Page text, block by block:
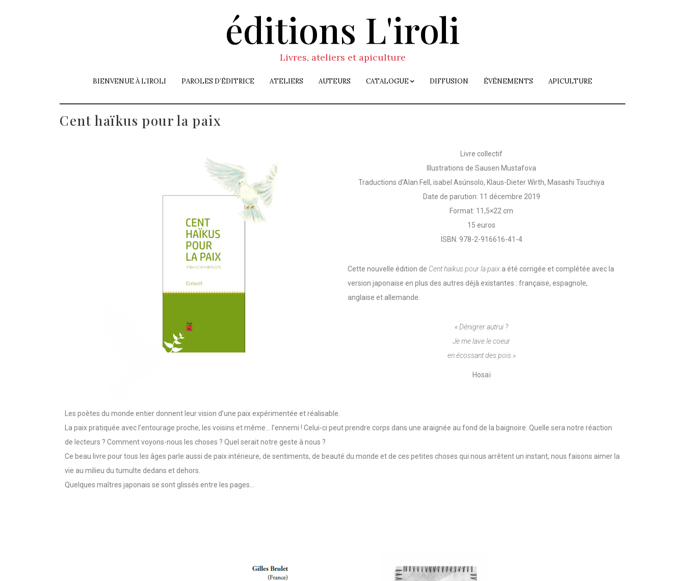
éditions L'iroli
Livres, ateliers et apiculture
BIENVENUE À L’IROLI PAROLES D’ÉDITRICE ATELIERS AUTEURS CATALOGUE DIFFUSION ÉVÉNEMENTS APICULTURE
Cent haïkus pour la paix
Livre collectif
Illustrations de Sausen Mustafova
Traductions d’Alan Fell, isabel Asúnsolo, Klaus-Dieter Wirth, Masashi Tsuchiya
Date de parution: 11 décembre 2019
Format: 11,5×22 cm
15 euros
ISBN: 978-2-916616-41-4
Cette nouvelle édition de Cent haïkus pour la paix a été corrigée et complétée avec la
version japonaise en plus des autres déjà existantes : française, espagnole,
anglaise et allemande.
« Dénigrer autrui ?
Je me lave le coeur
en écossant des pois »
Hosaï
Les poètes du monde entier donnent leur vision d’une paix expérimentée et réalisable.
La paix pratiquée avec l’entourage proche, les voisins et même… l’ennemi ! Celui-ci peut prendre corps dans une araignée au fond de la baignoire. Quelle sera notre réaction
de lecteurs ? Comment voyons-nous les choses ? Quel serait notre geste à nous ?
Ce beau livre pour tous les âges parle aussi de paix intérieure, de sentiments, de beauté du monde et de ces petites choses qui nous arrêtent un instant, nous faisons aimer la
vie au milieu du tumulte dedans et dehors.
Quelques maîtres japonais se sont glissés entre les pages…